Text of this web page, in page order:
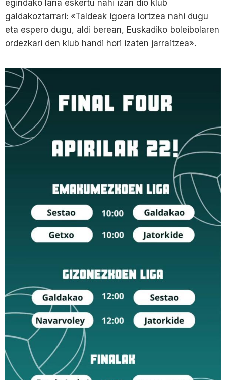
egindako lana eskertu nahi izan dio klub
galdakoztarrari: «Taldeak igoera lortzea nahi dugu
eta espero dugu, aldi berean, Euskadiko boleibolaren
ordezkari den klub handi hori izaten jarraitzea».